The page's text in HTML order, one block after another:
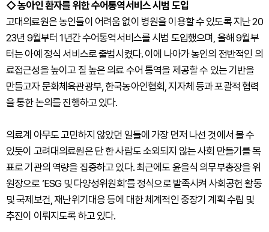
◇ 농아인 환자를 위한 수어통역서비스 시범 도입
고대의료원은 농인들이 어려움 없이 병원을 이용할 수 있도록 지난 20
23년 9월부터 1년간 수어통역서비스를 시범 도입했으며, 올해 9월부
터는 아예 정식 서비스로 출범시켰다. 이에 나아가 농인의 전반적인 의
료접근성을 높이고 질 높은 의료 수어 통역을 제공할 수 있는 기반을
만들고자 문화체육관광부, 한국농아인협회, 지자체 등과 포괄적 협력
을 통한 논의를 진행하고 있다.
의료계 아무도 고민하지 않았던 일들에 가장 먼저 나선 것에서 볼 수
있듯이 고려대의료원은 단 한 사람도 소외되지 않는 사회 만들기를 목
표로 기관의 역량을 집중하고 있다. 최근에도 윤을식 의무부총장을 위
원장으로 ‘ESG 및 다양성위원회’를 정식으로 발족시켜 사회공헌 활동
및 국제보건, 재난위기대응 등에 대한 체계적인 중장기 계획 수립 및
추진이 이뤄지도록 하고 있다.